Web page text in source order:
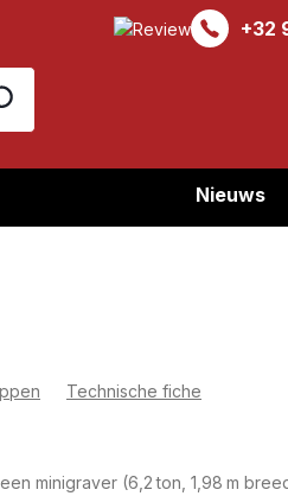
+32
Nieuws
Technische fiche
minigraver (6,2 ton, 1,98 m